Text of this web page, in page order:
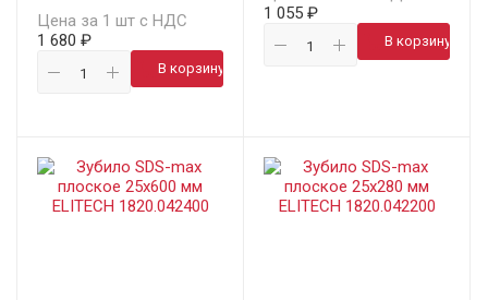
Цена за 1 шт с НДС
1 680 ₽
В корзину
1 055 ₽
В корзину